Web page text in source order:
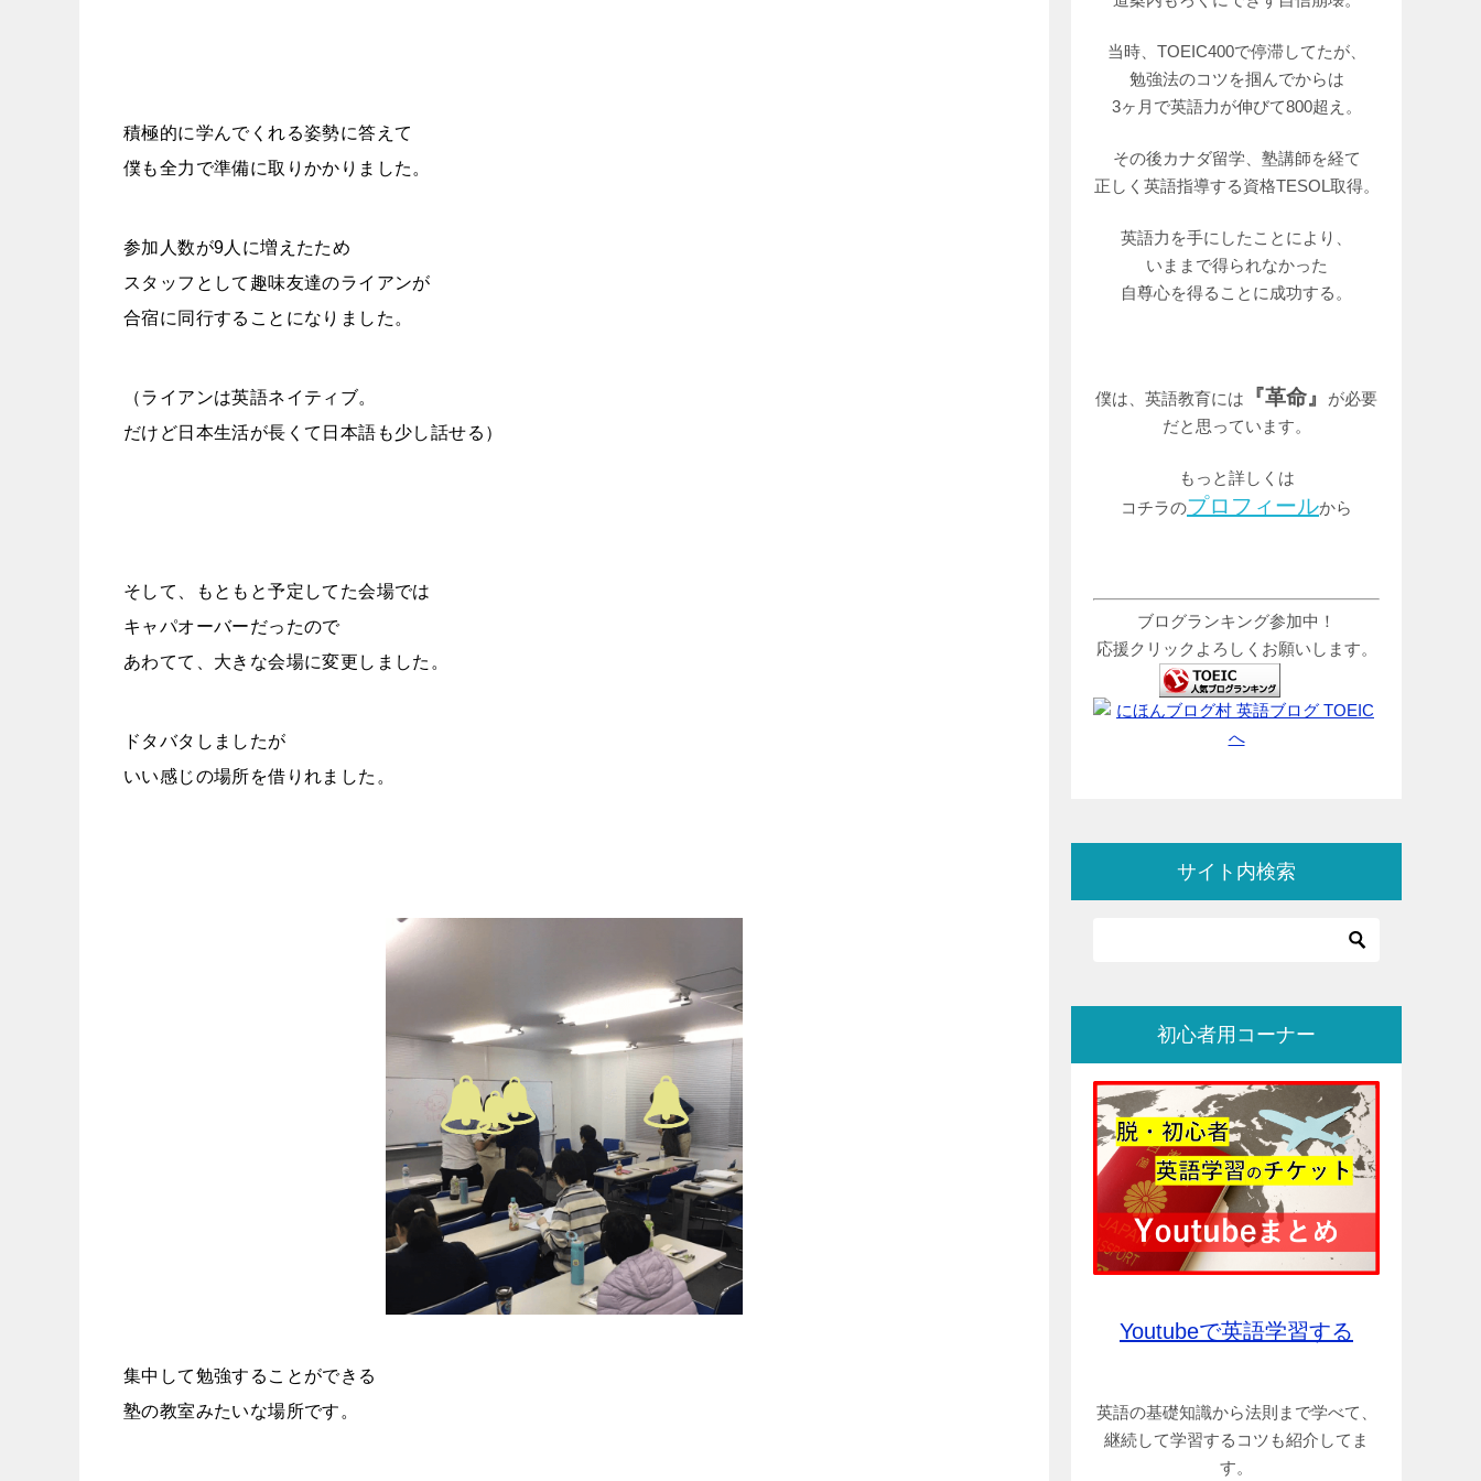
積極的に学んでくれる姿勢に答えて
僕も全力で準備に取りかかりました。
参加人数が9人に増えたため
スタッフとして趣味友達のライアンが
合宿に同行することになりました。
（ライアンは英語ネイティブ。
だけど日本生活が長くて日本語も少し話せる）
そして、もともと予定してた会場では
キャパオーバーだったので
あわてて、大きな会場に変更しました。
ドタバタしましたが
いい感じの場所を借りれました。
集中して勉強することができる
塾の教室みたいな場所です。
当時、TOEIC400で停滞してたが、
勉強法のコツを掴んでからは
3ヶ月で英語力が伸びて800超え。
その後カナダ留学、塾講師を経て
正しく英語指導する資格TESOL取得。
英語力を手にしたことにより、
いままで得られなかった
自尊心を得ることに成功する。
僕は、英語教育には 『革命』
が必要
だと思っています。
もっと詳しくは
コチラのプロフィールから
ブログランキング参加中！
応援クリックよろしくお願いします。
サイト内検索
初心者用コーナー
Youtubeで英語学習する
英語の基礎知識から法則まで学べて、
継続して学習するコツも紹介してま
す。